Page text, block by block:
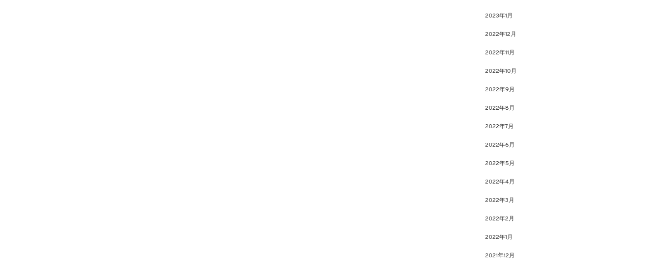
2023年1月
2022年12月
2022年11月
2022年10月
2022年9月
2022年8月
2022年7月
2022年6月
2022年5月
2022年4月
2022年3月
2022年2月
2022年1月
2021年12月